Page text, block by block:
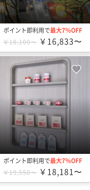
ポイント即利用で最大7％OFF
￥18,100〜 ￥16,833〜
ポイント即利用で最大7％OFF
￥19,550〜 ￥18,181〜